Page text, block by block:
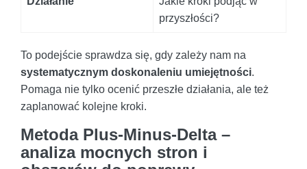
przyszłości?
To podejście sprawdza się, gdy zależy nam na
systematycznym doskonaleniu umiejętności.
Pomaga nie tylko ocenić przeszłe działania, ale też
zaplanować kolejne kroki.
Metoda Plus-Minus-Delta –
analiza mocnych stron i